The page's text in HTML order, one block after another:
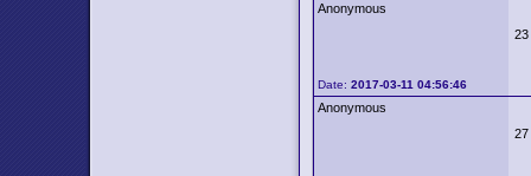
Anonymous
Date:2017-03-11 04:56:46
23
Anonymous
27